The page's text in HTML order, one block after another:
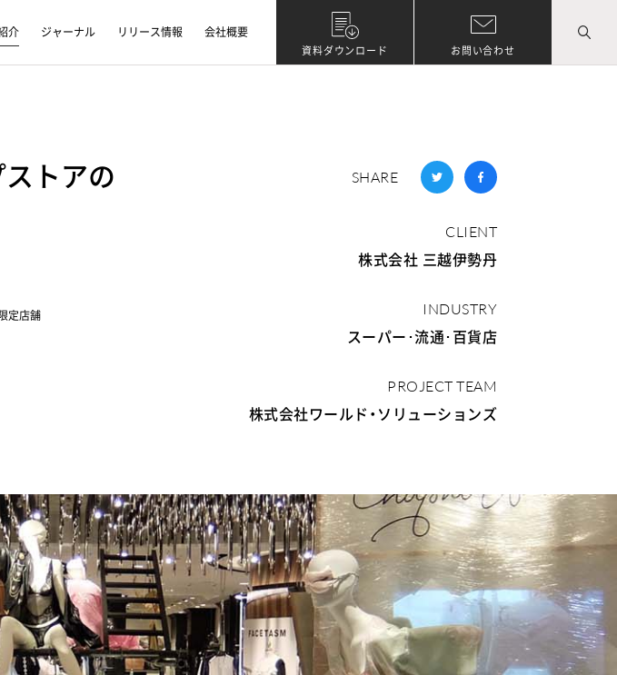
介 ジャーナル リリース情報 会社概要
資料ダウンロード お問い合わせ
トアの
定店舗
SHARE
CLIENT
株式会社 三越伊勢丹
INDUSTRY
スーパー･流通･百貨店
PROJECT TEAM
株式会社ワールド・ソリューションズ